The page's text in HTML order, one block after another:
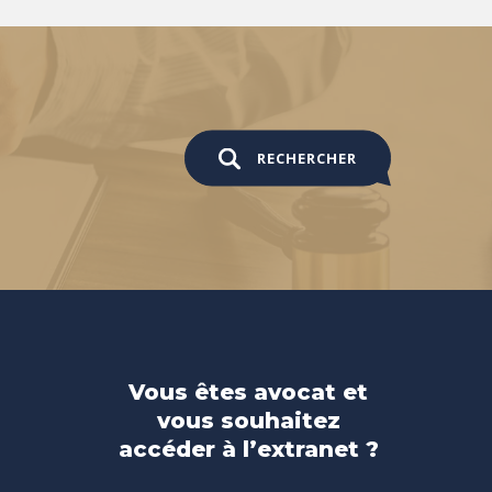
RECHERCHER
Vous êtes avocat et
vous souhaitez
accéder à l’extranet ?